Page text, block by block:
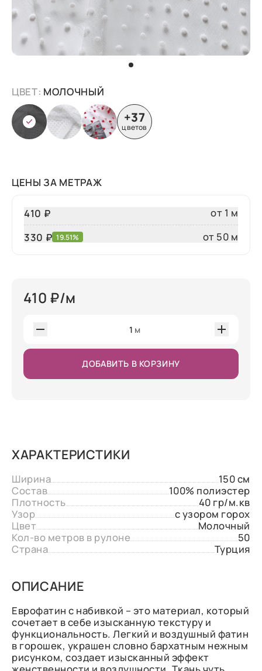
ЦВЕТ: МОЛОЧНЫЙ
+37
цветов
ЦЕНЫ ЗА МЕТРАЖ
410 ₽
от 1 м
330 ₽ 19.51% от 50 м
410 ₽/м
1 м
ДОБАВИТЬ В КОРЗИНУ
ХАРАКТЕРИСТИКИ
Ширина
150 см
Состав
100% полиэстер
Плотность
40 гр/м.кв
Узор
с узором горох
Цвет
Молочный
Кол-во метров в рулоне
50
Страна
Турция
ОПИСАНИЕ
Еврофатин с набивкой – это материал, который
сочетает в себе изысканную текстуру и
функциональность. Легкий и воздушный фатин
в горошек, украшен словно бархатным нежным
рисунком, создает изысканный эффект